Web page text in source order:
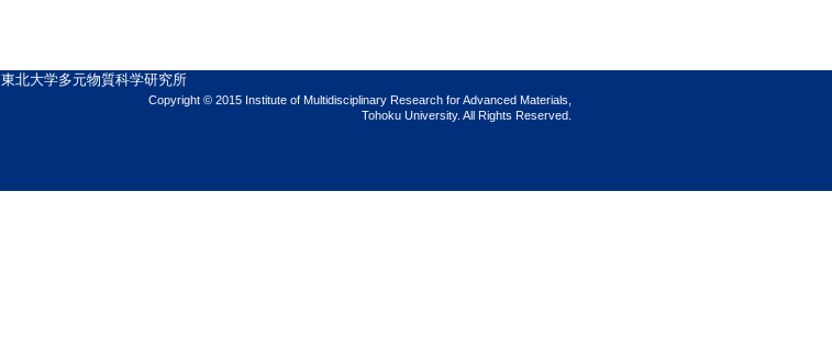
東北大学多元物質科学研究所
Copyright © 2015 Institute of Multidisciplinary Research for Advanced Materials,
Tohoku University. All Rights Reserved.